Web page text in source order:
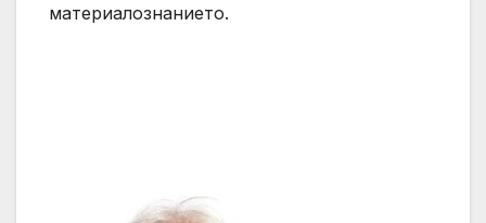
материалознанието.